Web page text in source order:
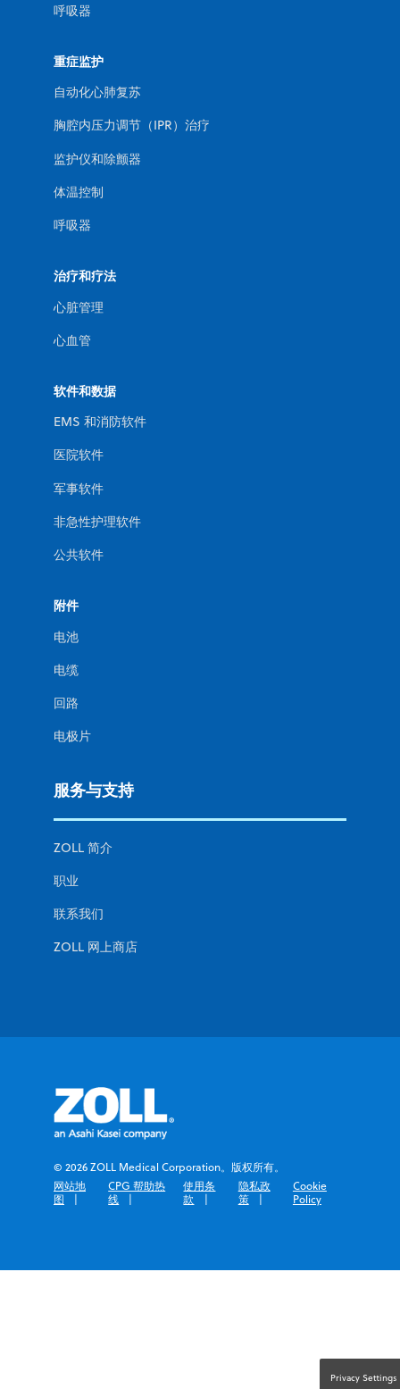
呼吸器
重症监护
自动化心肺复苏
胸腔内压力调节（IPR）治疗
监护仪和除颤器
体温控制
呼吸器
治疗和疗法
心脏管理
心血管
软件和数据
EMS 和消防软件
医院软件
军事软件
非急性护理软件
公共软件
附件
电池
电缆
回路
电极片
服务与支持
ZOLL 简介
职业
联系我们
ZOLL 网上商店
© 2026 ZOLL Medical Corporation。版权所有。
网站地
图
CPG 帮助热
线
使用条
款
隐私政
策
Cookie
Policy
Privacy Settings